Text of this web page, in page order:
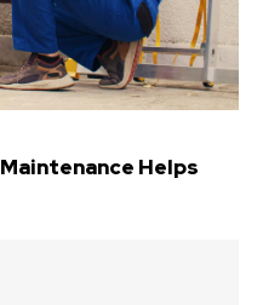
Helps